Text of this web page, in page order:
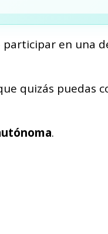
participar en una
quizás puedas
.